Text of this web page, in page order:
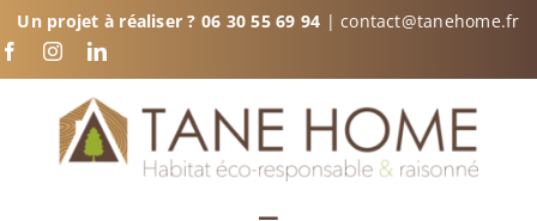
Passer
au
contenu
Un projet à réaliser ? 06 30 55 69 94 |contact@tanehome.fr